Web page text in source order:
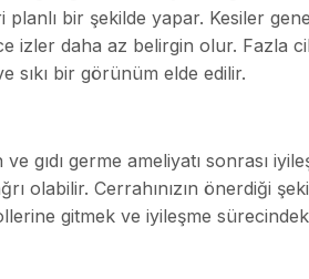
planlı bir şekilde yapar. Kesiler
izler daha az belirgin olur. Fazla
sıkı bir görünüm elde edilir.
ve gıdı germe ameliyatı sonrası
olabilir. Cerrahınızın önerdiği
gitmek ve iyileşme